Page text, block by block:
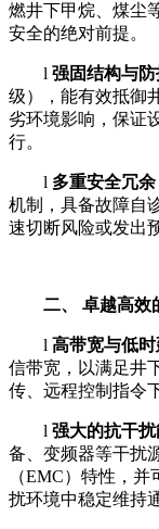
燃井下甲烷、煤尘
安全的绝对前提。
l 强固结构与防
级），能有效抵御
劣环境影响，保证
行。
l 多重安全冗余
机制，具备故障自
速切断风险或发出
二、 卓越高效
l 高带宽与低时
信带宽，以满足井
传、远程控制指令
l 强大的抗干扰
备、变频器等干扰
（EMC）特性，
扰环境中稳定维持